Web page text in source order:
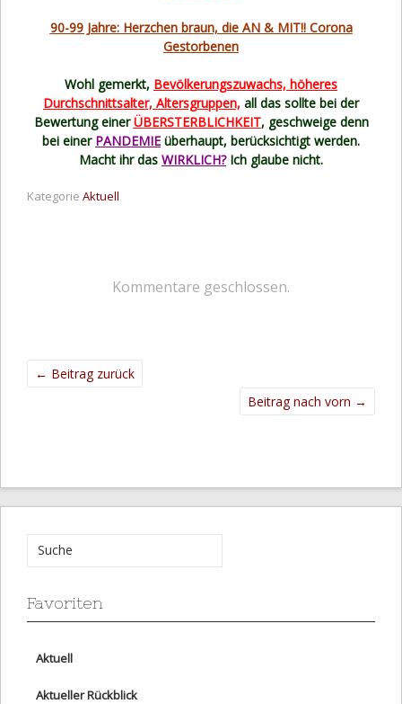
90-99 Jahre: Herzchen braun, die AN & MIT!! Corona
Gestorbenen
Wohl gemerkt, Bevölkerungszuwachs, höheres
Durchschnittsalter, Altersgruppen, all das sollte bei der
Bewertung einerÜBERSTERBLICHKEIT, geschweige denn
bei einer PANDEMIE überhaupt, berücksichtigt werden.
Macht ihr das WIRKLICH?Ich glaube nicht.
Kategorie Aktuell
Kommentare geschlossen.
← Beitrag zurück
Beitrag nach vorn →
Favoriten
Aktuell
Aktueller Rückblick